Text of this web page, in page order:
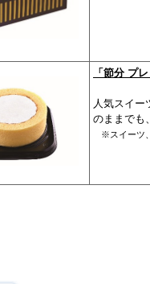
「節分 プ
人気スイー
のままでも
※スイーツ